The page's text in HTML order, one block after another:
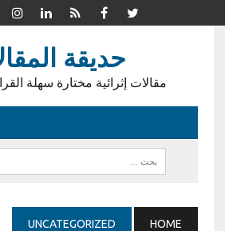
حديقة
مقالات إثرائية مختارة سهلة
HOME
UNCATEGORIZED